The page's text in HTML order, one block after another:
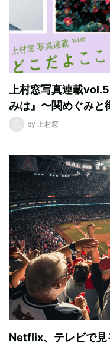
上村窓写真連載
みは』〜関めぐみと
by 上村窓
Netflix、テレビで見